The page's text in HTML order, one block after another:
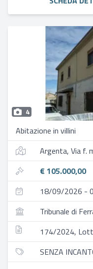
4
Abitazione in villini
Argenta, Via f.
€ 105.000,00
18/09/2026 -
Tribunale di
174/2024,
SENZA